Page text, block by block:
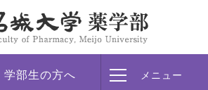
学部生の方へ メニュー